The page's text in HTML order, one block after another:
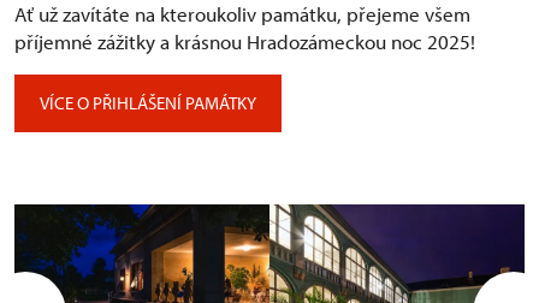
Ať už zavítáte na kteroukoliv památku, přejeme všem
příjemné zážitky a krásnou Hradozámeckou noc 2025!
VÍCE O PŘIHLÁŠENÍ PAMÁTKY